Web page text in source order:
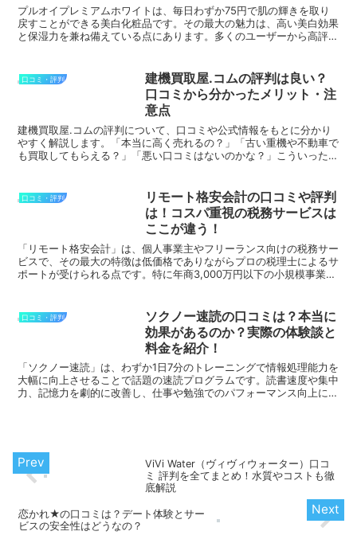
プルオイプレミアムホワイトは、毎日わずか75円で肌の輝きを取り
戻すことができる美白化粧品です。その最大の魅力は、高い美白効果
と保湿力を兼ね備えている点にあります。多くのユーザーから高評価
口コミ・評判
建機買取屋.コムの評判は良い？
口コミから分かったメリット・注
意点
建機買取屋.コムの評判について、口コミや公式情報をもとに分かり
やすく解説します。「本当に高く売れるの？」「古い重機や不動車で
も買取してもらえる？」「悪い口コミはないのかな？」こういった疑
口コミ・評判
リモート格安会計の口コミや評判
は！コスパ重視の税務サービスは
ここが違う！
「リモート格安会計」は、個人事業主やフリーランス向けの税務サー
ビスで、その最大の特徴は低価格でありながらプロの税理士によるサ
ポートが受けられる点です。特に年商3,000万円以下の小規模事業者
口コミ・評判
ソクノー速読の口コミは？本当に
効果があるのか？実際の体験談と
料金を紹介！
「ソクノー速読」は、わずか1日7分のトレーニングで情報処理能力を
大幅に向上させることで話題の速読プログラムです。読書速度や集中
力、記憶力を劇的に改善し、仕事や勉強でのパフォーマンス向上に役
ViVi Water（ヴィヴィウォーター）口コ
ミ 評判を全てまとめ！水質やコストも徹
底解説
恋かれ★の口コミは？デート体験とサー
ビスの安全性はどうなの？